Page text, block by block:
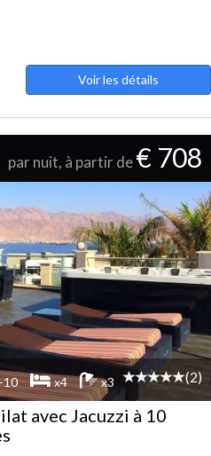
Voir les détails
par nuit, à partir de€ 708
10 x4 x3 (2)
avec Jacuzzi à 10